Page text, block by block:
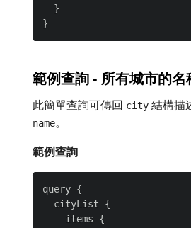
  }
範例查詢 - 所有城市的名
此簡單查詢可傳回 city 結構描
name。
範例查詢
query {
  cityList {
    items {